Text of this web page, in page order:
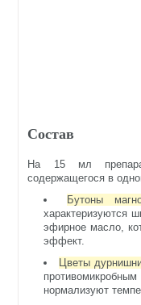
Состав
На 15 мл
содержащегося в
Бутоны
характеризуются
эфирное масло,
эффект.
Цветы
нормализуют